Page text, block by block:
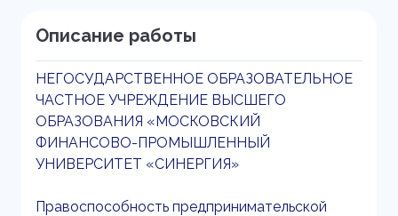
Описание работы
НЕГОСУДАРСТВЕННОЕ ОБРАЗОВАТЕЛЬНОЕ
ЧАСТНОЕ УЧРЕЖДЕНИЕ ВЫСШЕГО
ОБРАЗОВАНИЯ «МОСКОВСКИЙ
ФИНАНСОВО-ПРОМЫШЛЕННЫЙ
УНИВЕРСИТЕТ «СИНЕРГИЯ»
Правоспособность предпринимательской